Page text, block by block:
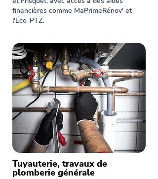
financières comme MaPrimeRénov' et
l'Éco-PTZ.
Tuyauterie, travaux de
plomberie générale